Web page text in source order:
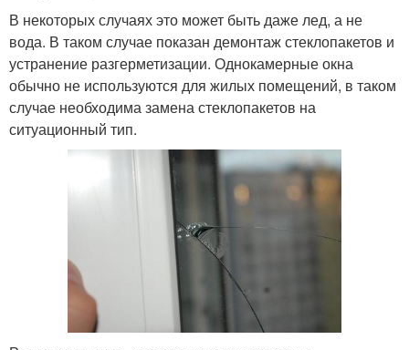
В некоторых случаях это может быть даже лед, а не
вода. В таком случае показан демонтаж стеклопакетов и
устранение разгерметизации. Однокамерные окна
обычно не используются для жилых помещений, в таком
случае необходима замена стеклопакетов на
ситуационный тип.